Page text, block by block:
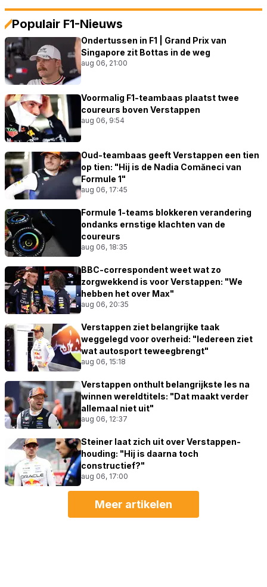
Populair F1-Nieuws
Ondertussen in F1 | Grand Prix van
Singapore zit Bottas in de weg
aug 06, 21:00
Voormalig F1-teambaas plaatst twee
coureurs boven Verstappen
aug 06, 9:54
Oud-teambaas geeft Verstappen een tien
op tien: "Hij is de Nadia Comăneci van
Formule 1"
aug 06, 17:45
Formule 1-teams blokkeren verandering
ondanks ernstige klachten van de
coureurs
aug 06, 18:35
BBC-correspondent weet wat zo
zorgwekkend is voor Verstappen: "We
hebben het over Max"
aug 06, 20:35
Verstappen ziet belangrijke taak
weggelegd voor overheid: "Iedereen ziet
wat autosport teweegbrengt"
aug 06, 15:18
Verstappen onthult belangrijkste les na
winnen wereldtitels: "Dat maakt verder
allemaal niet uit"
aug 06, 12:37
Steiner laat zich uit over Verstappen-
houding: "Hij is daarna toch
constructief?"
aug 06, 17:00
Meer artikelen